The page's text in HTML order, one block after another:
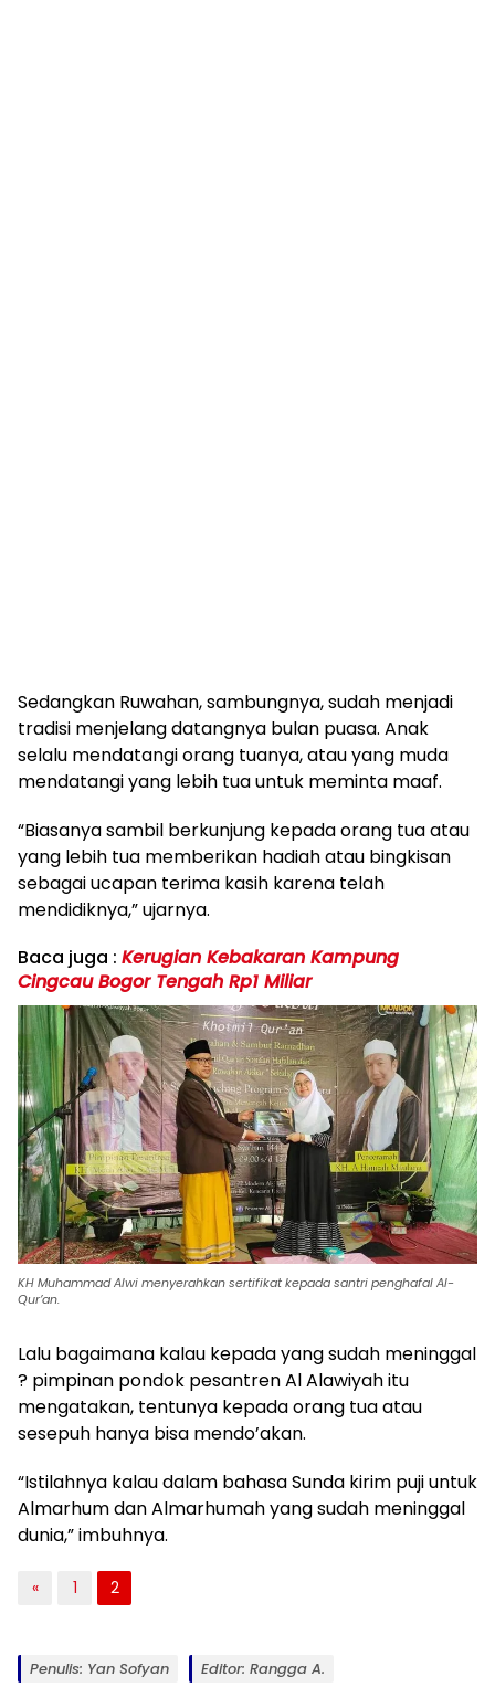
Sedangkan Ruwahan, sambungnya, sudah menjadi
tradisi menjelang datangnya bulan puasa. Anak
selalu mendatangi orang tuanya, atau yang muda
mendatangi yang lebih tua untuk meminta maaf.
“Biasanya sambil berkunjung kepada orang tua atau
yang lebih tua memberikan hadiah atau bingkisan
sebagai ucapan terima kasih karena telah
mendidiknya,” ujarnya.
Baca juga : Kerugian Kebakaran Kampung
Cingcau Bogor Tengah Rp1 Miliar
KH Muhammad Alwi menyerahkan sertifikat kepada santri penghafal Al-
Qur’an.
Lalu bagaimana kalau kepada yang sudah meninggal
? pimpinan pondok pesantren Al Alawiyah itu
mengatakan, tentunya kepada orang tua atau
sesepuh hanya bisa mendo’akan.
“Istilahnya kalau dalam bahasa Sunda kirim puji untuk
Almarhum dan Almarhumah yang sudah meninggal
dunia,” imbuhnya.
« 1 2
Penulis: Yan Sofyan Editor: Rangga A.